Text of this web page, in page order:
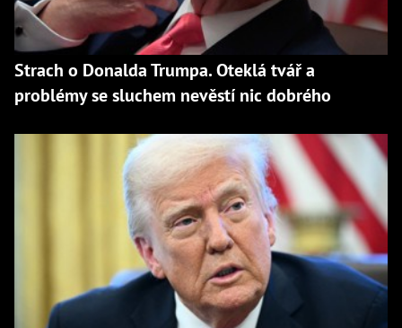
Strach o Donalda Trumpa. Oteklá tvář a
problémy se sluchem nevěstí nic dobrého